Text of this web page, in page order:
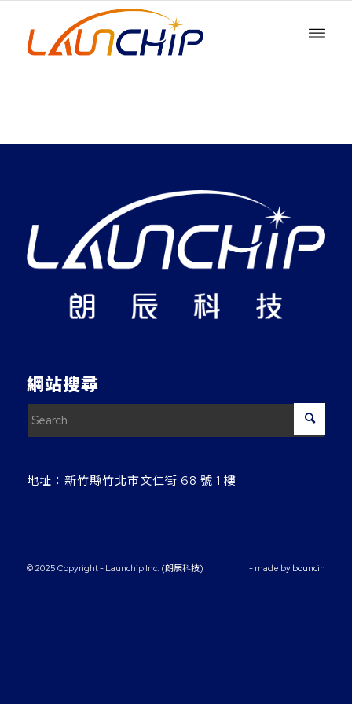
網站搜尋
地址： 新竹縣竹北市文仁街 68 號 1 樓
© 2025 Copyright - Launchip Inc. (朗辰科技) - made by bouncin